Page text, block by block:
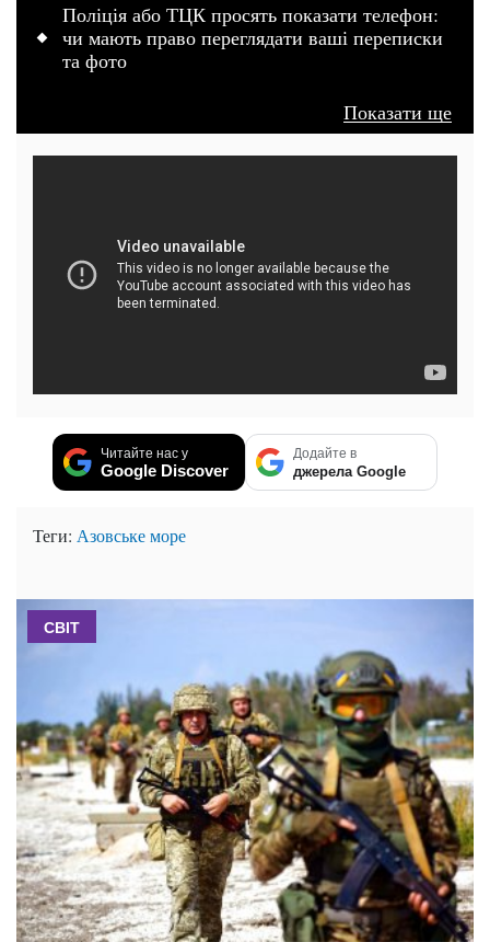
Поліція або ТЦК просять показати телефон:
чи мають право переглядати ваші переписки
та фото
Показати ще
Читайте нас у
Google Discover
Додайте в
джерела Google
Теги: Азовське море
СВІТ